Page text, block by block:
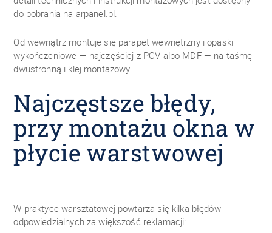
do pobrania na arpanel.pl.
Od wewnątrz montuje się parapet wewnętrzny i opaski
wykończeniowe — najczęściej z PCV albo MDF — na taśmę
dwustronną i klej montażowy.
Najczęstsze błędy,
przy montażu okna w
płycie warstwowej
W praktyce warsztatowej powtarza się kilka błędów
odpowiedzialnych za większość reklamacji: